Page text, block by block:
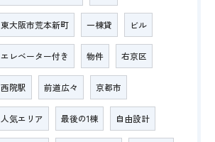
東大阪市荒本新町 一棟貸 ビル
エレベーター付き 物件 右京区
西院駅 前道広々 京都市
人気エリア 最後の1棟 自由設計